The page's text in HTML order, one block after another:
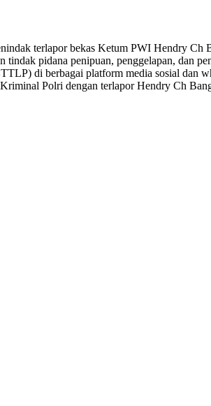
terlapor bekas Ketum PWI Hendry Ch
pidana penipuan, penggelapan, dan
di berbagai platform media sosial dan
Polri dengan terlapor Hendry Ch